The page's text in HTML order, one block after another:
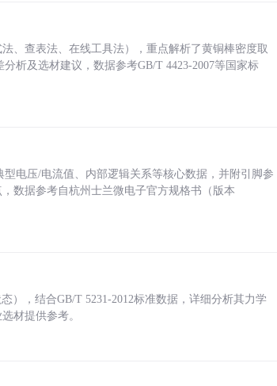
、查表法、在线工具法），重点解析了黄铜棒密度取
析及选材建议，数据参考GB/T 4423-2007等国家标
电压/电流值、内部逻辑关系等核心数据，并附引脚参
数据参考自杭州士兰微电子官方规格书（版本
），结合GB/T 5231-2012标准数据，详细分析其力学
材提供参考。